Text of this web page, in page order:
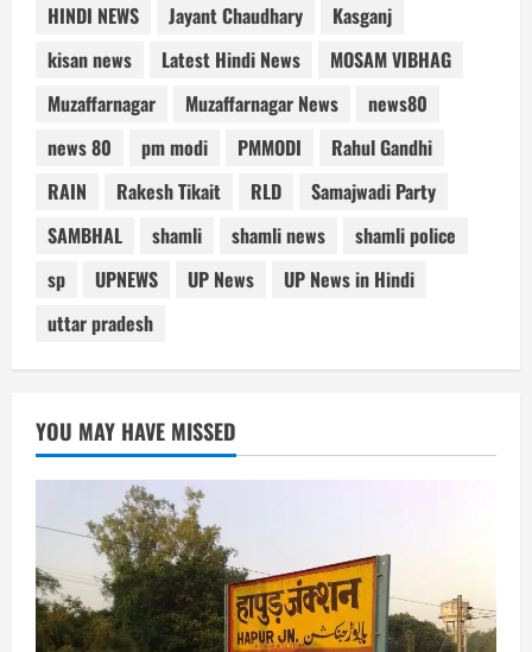
HINDI NEWS
Jayant Chaudhary
Kasganj
kisan news
Latest Hindi News
MOSAM VIBHAG
Muzaffarnagar
Muzaffarnagar News
news80
news 80
pm modi PMMODI
Rahul Gandhi
RAIN
Rakesh Tikait RLD
Samajwadi Party
SAMBHAL
shamli shamli news
shamli police
sp
UPNEWS UP News
UP News in Hindi
uttar pradesh
YOU MAY HAVE MISSED